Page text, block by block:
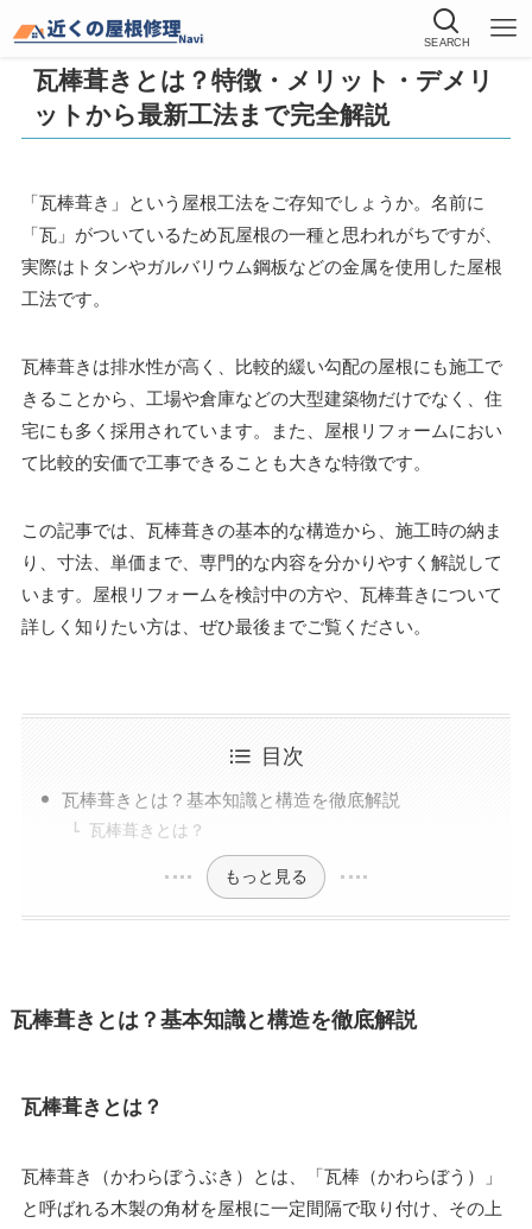
SEARCH
瓦棒葺きとは？特徴・メリット・デメリ
ットから最新工法まで完全解説
「瓦棒葺き」という屋根工法をご存知でしょうか。名前に
「瓦」がついているため瓦屋根の一種と思われがちですが、
実際はトタンやガルバリウム鋼板などの金属を使用した屋根
工法です。
瓦棒葺きは排水性が高く、比較的緩い勾配の屋根にも施工で
きることから、工場や倉庫などの大型建築物だけでなく、住
宅にも多く採用されています。また、屋根リフォームにおい
て比較的安価で工事できることも大きな特徴です。
この記事では、瓦棒葺きの基本的な構造から、施工時の納ま
り、寸法、単価まで、専門的な内容を分かりやすく解説して
います。屋根リフォームを検討中の方や、瓦棒葺きについて
詳しく知りたい方は、ぜひ最後までご覧ください。
目次
瓦棒葺きとは？基本知識と構造を徹底解説
瓦棒葺きとは？
もっと見る
瓦棒葺きとは？基本知識と構造を徹底解説
瓦棒葺きとは？
瓦棒葺き（かわらぼうぶき）とは、「瓦棒（かわらぼう）」
と呼ばれる木製の角材を屋根に一定間隔で取り付け、その上